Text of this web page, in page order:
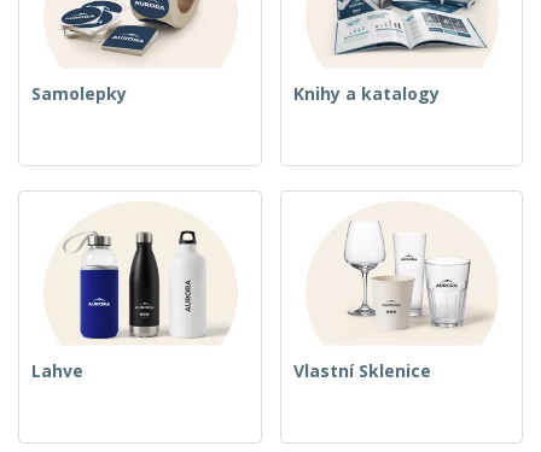
Samolepky Knihy a katalogy
Lahve Vlastní Sklenice